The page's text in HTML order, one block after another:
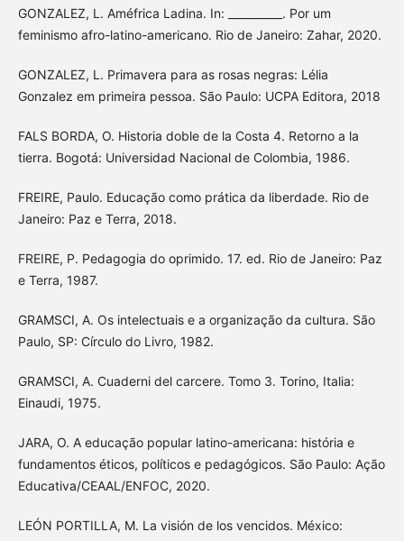
GONZALEZ, L. Améfrica Ladina. In: __________. Por um
feminismo afro-latino-americano. Rio de Janeiro: Zahar, 2020.
GONZALEZ, L. Primavera para as rosas negras: Lélia
Gonzalez em primeira pessoa. São Paulo: UCPA Editora, 2018
FALS BORDA, O. Historia doble de la Costa 4. Retorno a la
tierra. Bogotá: Universidad Nacional de Colombia, 1986.
FREIRE, Paulo. Educação como prática da liberdade. Rio de
Janeiro: Paz e Terra, 2018.
FREIRE, P. Pedagogia do oprimido. 17. ed. Rio de Janeiro: Paz
e Terra, 1987.
GRAMSCI, A. Os intelectuais e a organização da cultura. São
Paulo, SP: Círculo do Livro, 1982.
GRAMSCI, A. Cuaderni del carcere. Tomo 3. Torino, Italia:
Einaudi, 1975.
JARA, O. A educação popular latino-americana: história e
fundamentos éticos, políticos e pedagógicos. São Paulo: Ação
Educativa/CEAAL/ENFOC, 2020.
LEÓN PORTILLA, M. La visión de los vencidos. México: